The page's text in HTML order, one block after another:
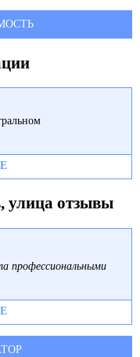
улица отзывы
профессиональными